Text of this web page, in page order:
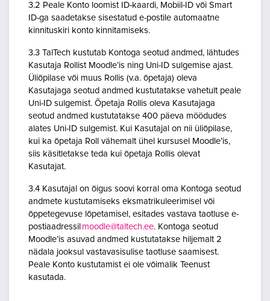
3.2 Peale Konto loomist ID-kaardi, Mobiil-ID või Smart
ID-ga saadetakse sisestatud e-postile automaatne
kinnituskiri konto kinnitamiseks.
3.3 TalTech kustutab Kontoga seotud andmed, lähtudes
Kasutaja Rollist Moodle’is ning Uni-ID sulgemise ajast.
Üliõpilase või muus Rollis (v.a. õpetaja) oleva
Kasutajaga seotud andmed kustutatakse vahetult peale
Uni-ID sulgemist. Õpetaja Rollis oleva Kasutajaga
seotud andmed kustutatakse 400 päeva möödudes
alates Uni-ID sulgemist. Kui Kasutajal on nii üliõpilase,
kui ka õpetaja Roll vähemalt ühel kursusel Moodle’is,
siis käsitletakse teda kui õpetaja Rollis olevat
Kasutajat.
3.4 Kasutajal on õigus soovi korral oma Kontoga seotud
andmete kustutamiseks eksmatrikuleerimisel või
õppetegevuse lõpetamisel, esitades vastava taotluse e-
postiaadressil moodle@taltech.ee. Kontoga seotud
Moodle’is asuvad andmed kustutatakse hiljemalt 2
nädala jooksul vastavasisulise taotluse saamisest.
Peale Konto kustutamist ei ole võimalik Teenust
kasutada.